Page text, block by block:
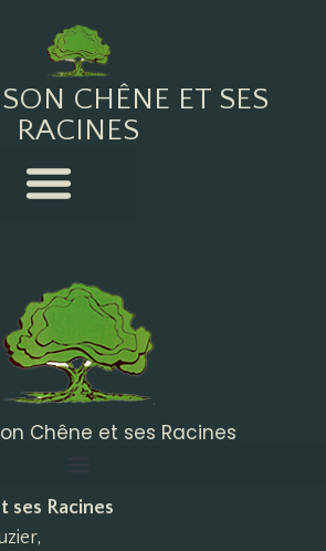
CHÊNE ET SES
RACINES
Chêne et ses Racines
ses Racines